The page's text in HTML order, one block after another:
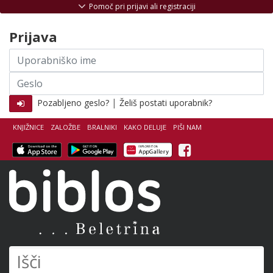
KNJIŽNICE ZALOŽBE BRALNIKI KAKO DELUJE PIŠI NAM
Facebook
Pomoč pri prijavi ali registraciji
Prijava
Uporabniško
ime
Geslo
Pozabljeno geslo? | Želiš postati uporabnik?